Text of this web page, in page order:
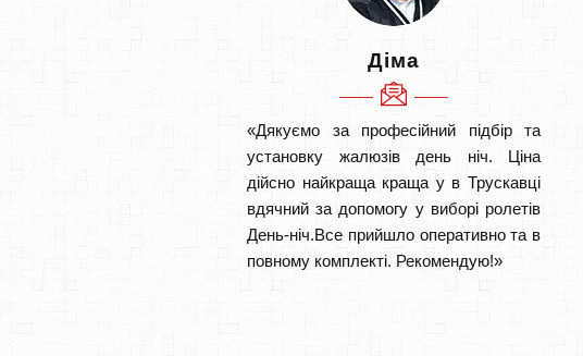
Діма
«Дякуємо за професійний підбір та
установку жалюзів день ніч. Ціна
дійсно найкраща краща у в Трускавці
вдячний за допомогу у виборі ролетів
День-ніч.Все прийшло оперативно та в
повному комплекті. Рекомендую!»